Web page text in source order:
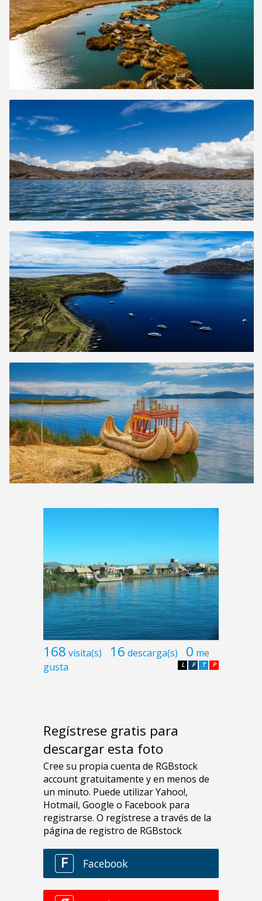
168 visita(s) 16 descarga(s) 0 me
gusta
P
T
F
L
Regístrese gratis para
descargar esta foto